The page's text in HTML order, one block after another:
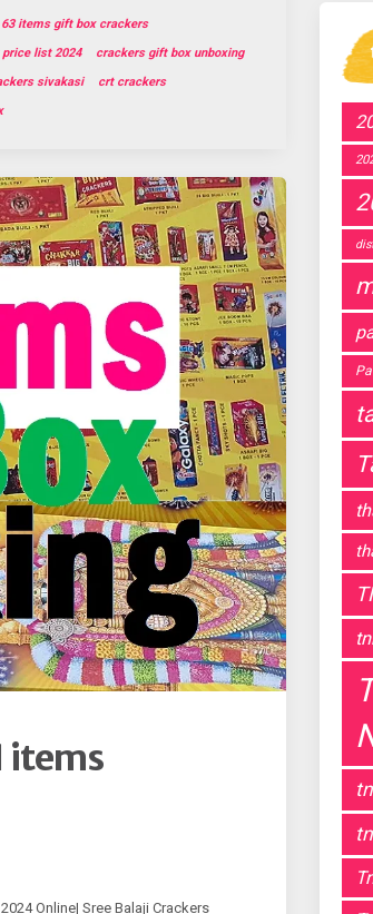
63 items gift box crackers
list 2024
crackers gift box unboxing
sivakasi
crt crackers
items
Online| Sree Balaji Crackers